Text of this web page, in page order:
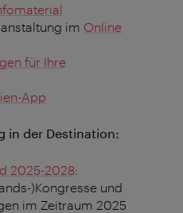
im Online
für Ihre
App
in der Destination:
2025-2028:
)Kongresse und
im Zeitraum 2025